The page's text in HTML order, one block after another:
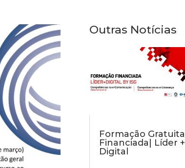
Outras Notícias
Formação Gratuita
Financiada| Líder +
Digital